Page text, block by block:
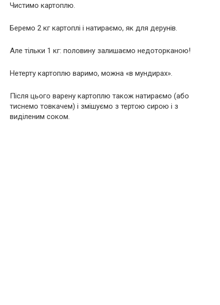
Чистимо картоплю.
Беремо 2 кг картоплі і натираємо, як для дерунів.
Але тільки 1 кг: половину залишаємо недоторканою!
Нетерту картоплю варимо, можна «в мундирах».
Після цього варену картоплю також натираємо (або
тиснемо товкачем) і змішуємо з тертою сирою і з
виділеним соком.